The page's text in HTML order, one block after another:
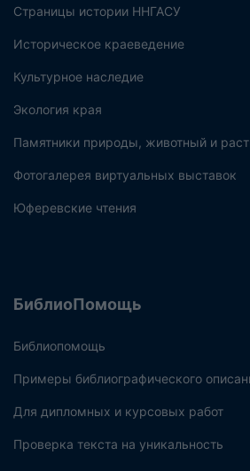
Страницы истории ННГАСУ
Историческое краеведение
Культурное наследие
Экология края
Памятники природы, животный и
Фотогалерея виртуальных выставок
Юферевские чтения
БиблиоПомощь
Библиопомощь
Примеры библиографического
Для дипломных и курсовых работ
Проверка текста на уникальность